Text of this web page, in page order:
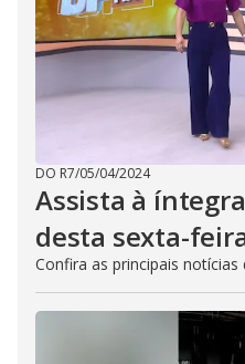
DO R7/05/04/2024
Assista à
desta sexta-
Confira as principais